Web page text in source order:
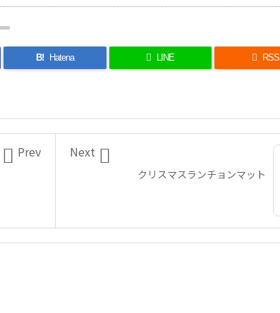
B! Hatena LINE  RSS
クリスマスランチョンマット

Next
 Prev